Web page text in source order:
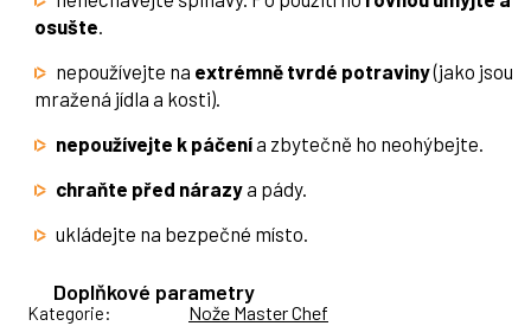
osušte.
nepoužívejte na extrémně tvrdé potraviny(jako jsou
mražená jídla a kosti).
nepoužívejte k páčenía zbytečně ho neohýbejte.
chraňte před nárazya pády.
ukládejte na bezpečné místo.
Doplňkové parametry
Kategorie: Nože Master Chef